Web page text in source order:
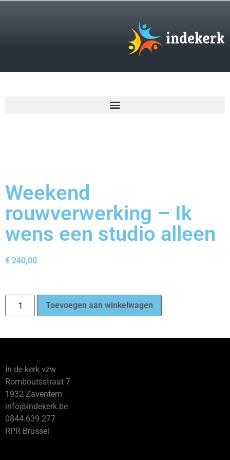
Weekend
rouwverwerking – Ik
wens een studio alleen
€ 240,00
Toevoegen aan winkelwagen
In de kerk vzw
Romboutsstraat 7
1932 Zaventem
info@indekerk.be
0844.639.277
RPR Brussel